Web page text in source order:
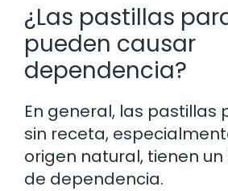
¿Las pastillas
pueden causar
dependencia?
En general, las pastillas
sin receta,
origen natural, tienen
de dependencia.